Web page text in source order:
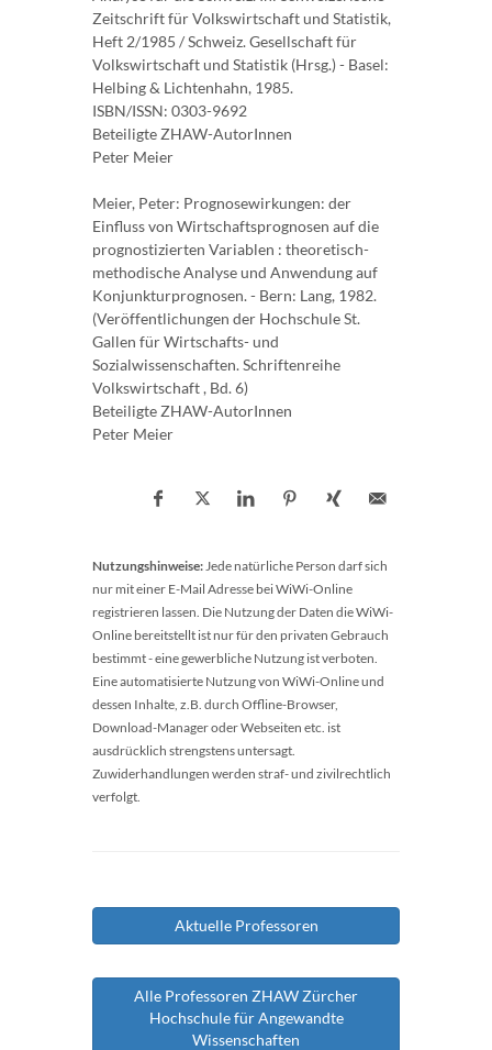
Zeitschrift für Volkswirtschaft und Statistik,
Heft 2/1985 / Schweiz. Gesellschaft für
Volkswirtschaft und Statistik (Hrsg.) - Basel:
Helbing & Lichtenhahn, 1985.
ISBN/ISSN: 0303-9692
Beteiligte ZHAW-AutorInnen
Peter Meier
Meier, Peter: Prognosewirkungen: der
Einfluss von Wirtschaftsprognosen auf die
prognostizierten Variablen : theoretisch-
methodische Analyse und Anwendung auf
Konjunkturprognosen. - Bern: Lang, 1982.
(Veröffentlichungen der Hochschule St.
Gallen für Wirtschafts- und
Sozialwissenschaften. Schriftenreihe
Volkswirtschaft , Bd. 6)
Beteiligte ZHAW-AutorInnen
Peter Meier
Nutzungshinweise:Jede natürliche Person darf sich
nur mit einer E-Mail Adresse bei WiWi-Online
registrieren lassen. Die Nutzung der Daten die WiWi-
Online bereitstellt ist nur für den privaten Gebrauch
bestimmt - eine gewerbliche Nutzung ist verboten.
Eine automatisierte Nutzung von WiWi-Online und
dessen Inhalte, z.B. durch Offline-Browser,
Download-Manager oder Webseiten etc. ist
ausdrücklich strengstens untersagt.
Zuwiderhandlungen werden straf- und zivilrechtlich
verfolgt.
Aktuelle Professoren
Alle Professoren ZHAW Zürcher
Hochschule für Angewandte
Wissenschaften